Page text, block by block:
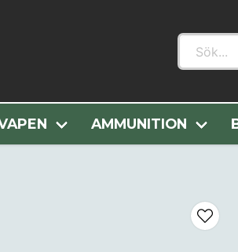
Sök...
AMMUNITION
Radio och Tillbehör